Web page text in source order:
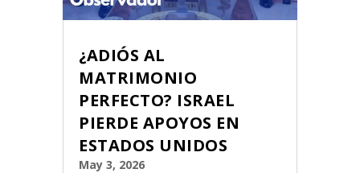
¿ADIÓS AL
MATRIMONIO
PERFECTO? ISRAEL
PIERDE APOYOS EN
ESTADOS UNIDOS
May 3, 2026